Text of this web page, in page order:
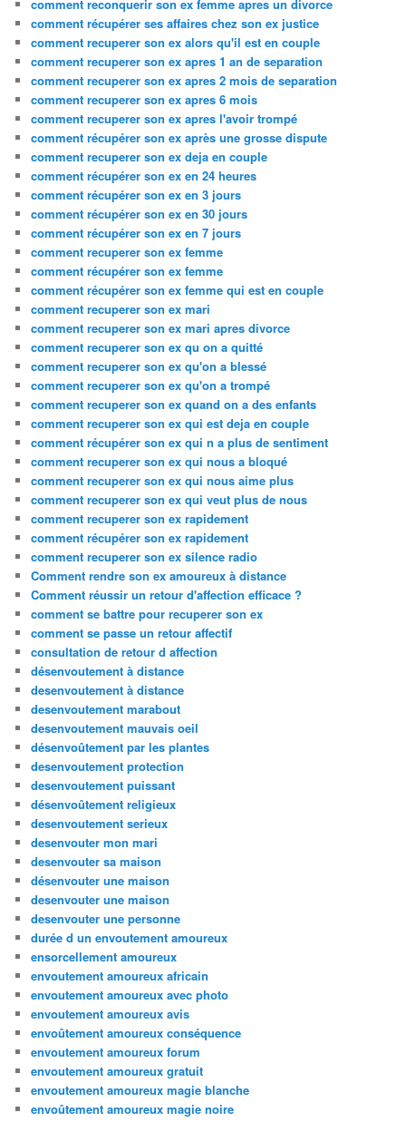
comment reconquerir son ex femme apres un divorce
comment récupérer ses affaires chez son ex justice
comment recuperer son ex alors qu'il est en couple
comment recuperer son ex apres 1 an de separation
comment recuperer son ex apres 2 mois de separation
comment recuperer son ex apres 6 mois
comment recuperer son ex apres l'avoir trompé
comment récupérer son ex après une grosse dispute
comment recuperer son ex deja en couple
comment récupérer son ex en 24 heures
comment récupérer son ex en 3 jours
comment récupérer son ex en 30 jours
comment récupérer son ex en 7 jours
comment recuperer son ex femme
comment récupérer son ex femme
comment récupérer son ex femme qui est en couple
comment recuperer son ex mari
comment recuperer son ex mari apres divorce
comment recuperer son ex qu on a quitté
comment recuperer son ex qu'on a blessé
comment recuperer son ex qu'on a trompé
comment recuperer son ex quand on a des enfants
comment recuperer son ex qui est deja en couple
comment récupérer son ex qui n a plus de sentiment
comment recuperer son ex qui nous a bloqué
comment recuperer son ex qui nous aime plus
comment recuperer son ex qui veut plus de nous
comment recuperer son ex rapidement
comment récupérer son ex rapidement
comment recuperer son ex silence radio
Comment rendre son ex amoureux à distance
Comment réussir un retour d'affection efficace ?
comment se battre pour recuperer son ex
comment se passe un retour affectif
consultation de retour d affection
désenvoutement à distance
desenvoutement à distance
desenvoutement marabout
desenvoutement mauvais oeil
désenvoûtement par les plantes
desenvoutement protection
desenvoutement puissant
désenvoûtement religieux
desenvoutement serieux
desenvouter mon mari
desenvouter sa maison
désenvouter une maison
desenvouter une maison
desenvouter une personne
durée d un envoutement amoureux
ensorcellement amoureux
envoutement amoureux africain
envoutement amoureux avec photo
envoutement amoureux avis
envoûtement amoureux conséquence
envoutement amoureux forum
envoutement amoureux gratuit
envoutement amoureux magie blanche
envoûtement amoureux magie noire